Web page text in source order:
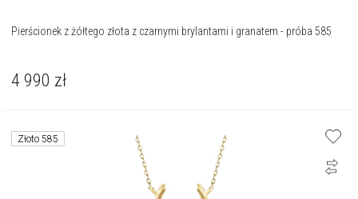
Pierścionek z żółtego złota z czarnymi brylantami i granatem - próba 585
4 990 zł
Złoto 585